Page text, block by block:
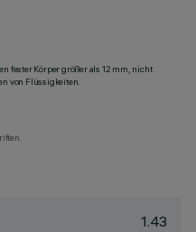
fester Körper größer als 12 mm, nicht
von Flüssigkeiten.
1.43